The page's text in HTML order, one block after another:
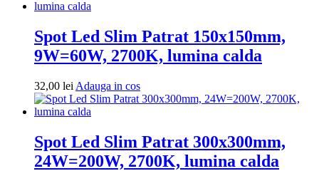
Spot Led Slim Patrat 150x150mm,
9W=60W, 2700K, lumina calda
32,00 lei Adauga in cosAdauga
in
Spot Led Slim Patrat 300x300mm,
24W=200W, 2700K, lumina calda